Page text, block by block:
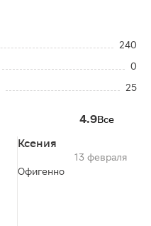
240
0
25
4.9Все
Ксения
13 февраля
Офигенно